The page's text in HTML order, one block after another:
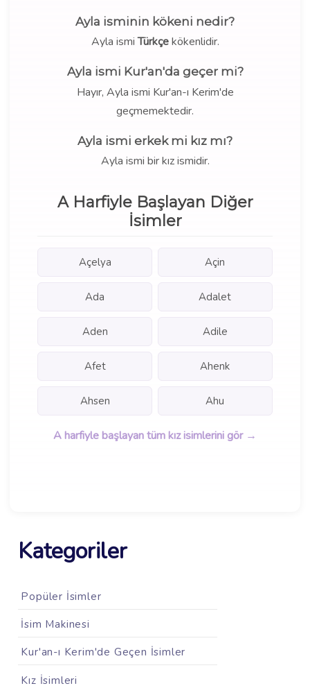
Ayla isminin kökeni nedir?
Ayla ismiTürkçekökenlidir.
Ayla ismi Kur'an'da geçer mi?
Hayır, Ayla ismi Kur'an-ı Kerim'de
geçmemektedir.
Ayla ismi erkek mi kız mı?
Ayla ismi bir kız ismidir.
A Harfiyle Başlayan Diğer
İsimler
Açelya Açin
Ada Adalet
Aden Adile
Afet Ahenk
Ahsen Ahu
A harfiyle başlayan tüm kız isimlerini gör →
Kategoriler
Popüler İsimler
İsim Makinesi
Kur'an-ı Kerim'de Geçen İsimler
Kız İsimleri